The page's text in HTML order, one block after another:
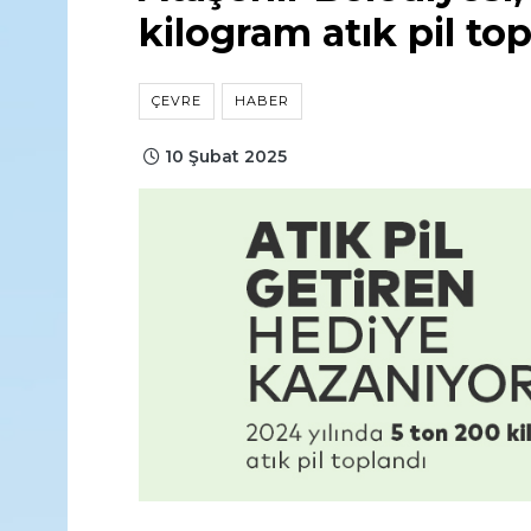
kilogram atık pil
ÇEVRE HABER
10 Şubat 2025